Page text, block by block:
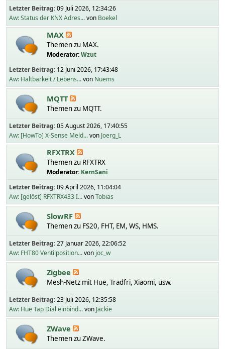
Letzter Beitrag:09 Juli 2026, 12:34:26
Aw: Status der KNX Adres...von Boekel
MAX
Themen zu MAX.
Moderator:Wzut
Letzter Beitrag: 12 Juni 2026, 17:43:48
Aw: Haltbarkeit / Lebens...von Nuems
MQTT
Themen zu MQTT.
Letzter Beitrag:05 August 2026, 17:40:55
Aw: [HowTo] X-Sense Meld...von Joerg_L
RFXTRX
Themen zu RFXTRX
Moderator: KernSani
Letzter Beitrag:09 April 2026, 11:04:04
Aw: [gelöst] RFXTRX433 I...vonTobias
SlowRF
Themen zu FS20, FHT, EM, WS, HMS.
Letzter Beitrag:27 Januar 2026, 22:06:52
Aw: FHT80 Ventilposition...von joc_w
Zigbee
Mesh-Netz mit Hue, Tradfri, Xiaomi, usw.
Letzter Beitrag:23 Juli 2026, 12:35:58
Aw: Hue Tap Dial einbind...von Jackie
ZWave
Themen zu ZWave.